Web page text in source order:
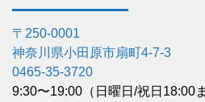
〒250-0001
神奈川県小田原市扇町4-7-3
0465-35-3720
9:30〜19:00（日曜日/祝日18:00ま